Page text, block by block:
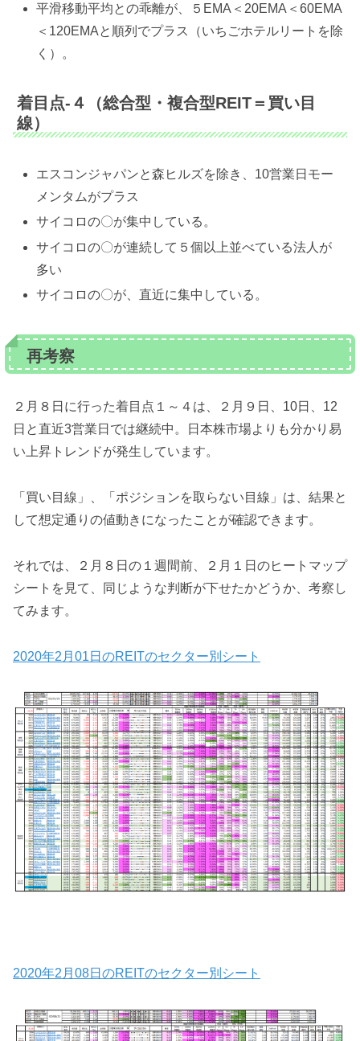
平滑移動平均との乖離が、５EMA＜20EMA＜60EMA
＜120EMAと順列でプラス（いちごホテルリートを除
く）。
着目点-４（総合型・複合型REIT＝買い目
線）
エスコンジャパンと森ヒルズを除き、10営業日モー
メンタムがプラス
サイコロの〇が集中している。
サイコロの〇が連続して５個以上並べている法人が
多い
サイコロの〇が、直近に集中している。
再考察
２月８日に行った着目点１～４は、２月９日、10日、12
日と直近3営業日では継続中。日本株市場よりも分かり易
い上昇トレンドが発生しています。
「買い目線」、「ポジションを取らない目線」は、結果と
して想定通りの値動きになったことが確認できます。
それでは、２月８日の１週間前、２月１日のヒートマップ
シートを見て、同じような判断が下せたかどうか、考察し
てみます。
2020年2月01日のREITのセクター別シート
2020年2月08日のREITのセクター別シート